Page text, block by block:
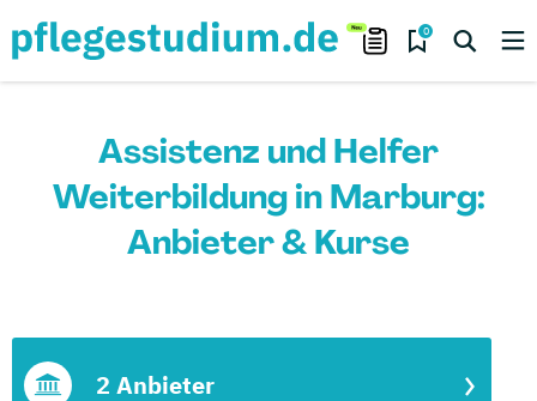
0
Assistenz und Helfer
Weiterbildung in Marburg:
Anbieter & Kurse
2 Anbieter